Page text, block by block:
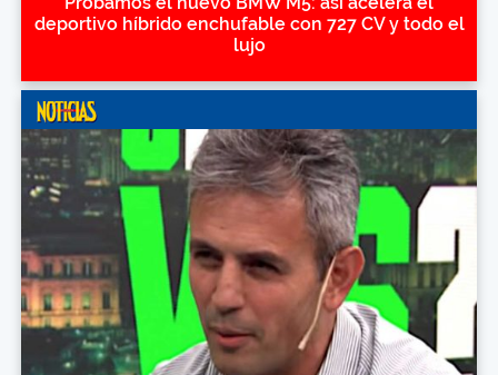
deportivo híbrido enchufable con 727 CV y todo el
lujo